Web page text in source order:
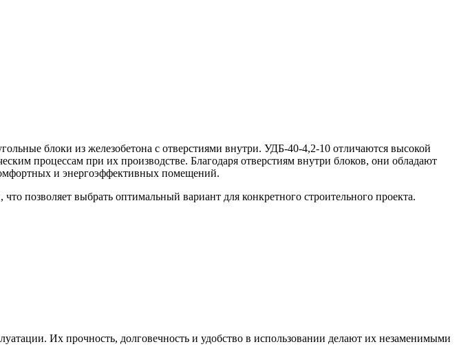
блоки из железобетона с отверстиями внутри. УДБ-40-4,2-10 отличаются высокой
процессам при их производстве. Благодаря отверстиям внутри блоков, они обладают
и энергоэффективных помещений.
позволяет выбрать оптимальный вариант для конкретного строительного проекта.
Их прочность, долговечность и удобство в использовании делают их незаменимыми